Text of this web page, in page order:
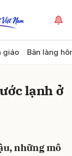
giáo Bản làng
lạnh ở
những mô
Gửi